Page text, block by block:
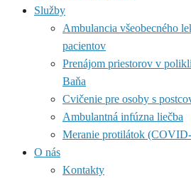
Služby
Ambulancia všeobecného
pacientov
Prenájom priestorov v
Baňa
Cvičenie pre osoby s
Ambulantná infúzna liečba
Meranie protilátok
O nás
Kontakty